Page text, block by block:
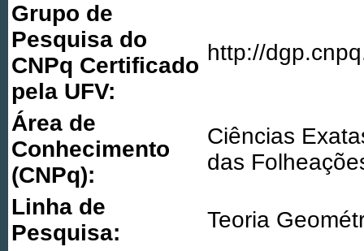
Grupo de
Pesquisa do
CNPq Certificado
pela UFV:
http://
Área de
Conhecimento
(CNPq):
Ciências
das
Linha de
Pesquisa:
Teoria